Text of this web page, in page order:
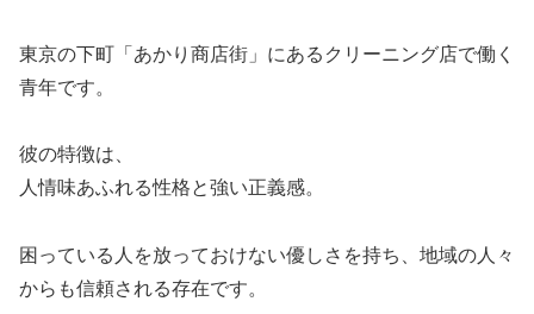
東京の下町「あかり商店街」にあるクリーニング店で働く
青年です。
彼の特徴は、
人情味あふれる性格と強い正義感。
困っている人を放っておけない優しさを持ち、地域の人々
からも信頼される存在です。